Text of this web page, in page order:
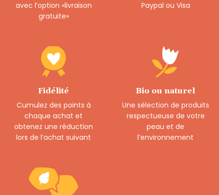
avec l’option «livraison
gratuite»
Paypal ou Visa
Fidélité
Cumulez des points à
chaque achat et
obtenez une réduction
lors de l’achat suivant
Bio ou naturel
Une sélection de produits
respectueuse de votre
peau et de
l’environnement